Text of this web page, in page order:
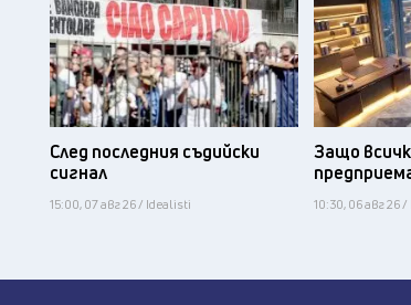
След последния съдийски
сигнал
15:00, 07 авг 26 / Idealisti
Защо
10:30, 06 авг 26